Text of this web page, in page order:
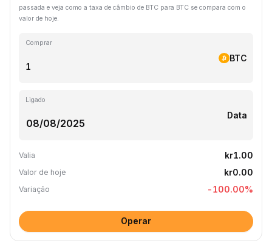
passada e veja como a taxa de câmbio de BTC para BTC se compara com o
valor de hoje.
Comprar
BTC
Ligado
Data
Valia kr1.00
Valor de hoje kr0.00
Variação -100.00%
Operar